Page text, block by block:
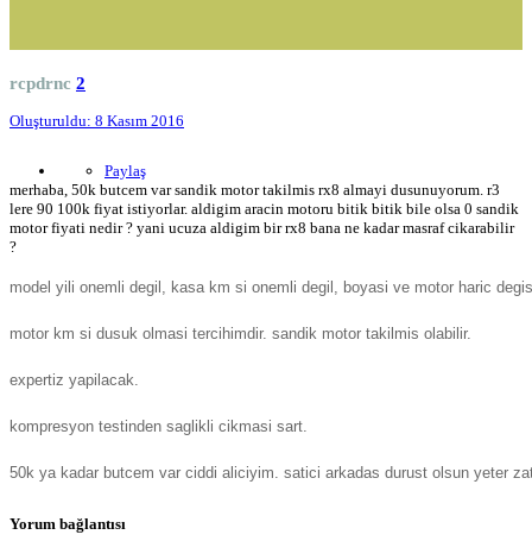
rcpdrnc 2
Oluşturuldu: 8 Kasım 2016
Paylaş
merhaba, 50k butcem var sandik motor takilmis rx8 almayi dusunuyorum. r3
lere 90 100k fiyat istiyorlar. aldigim aracin motoru bitik bitik bile olsa 0 sandik
motor fiyati nedir ? yani ucuza aldigim bir rx8 bana ne kadar masraf cikarabilir
?
model yili onemli degil, kasa km si onemli degil, boyasi ve motor haric
motor km si dusuk olmasi tercihimdir. sandik motor takilmis olabilir.
expertiz yapilacak.
kompresyon testinden saglikli cikmasi sart.
50k ya kadar butcem var ciddi aliciyim. satici arkadas durust olsun yeter
Yorum bağlantısı